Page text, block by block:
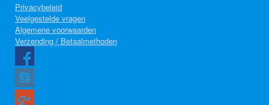
Privacybeleid
Veelgestelde vragen
Algemene voorwaarden
Verzending / Betaalmethoden